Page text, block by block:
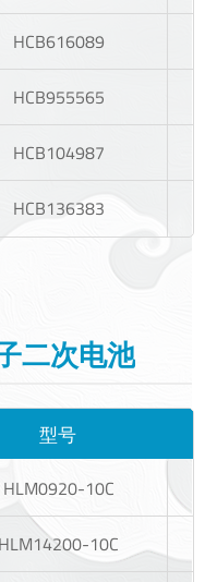
HCB616089
HCB955565
HCB104987
HCB136383
二次电池
型号
HLM0920-10C
HLM14200-10C